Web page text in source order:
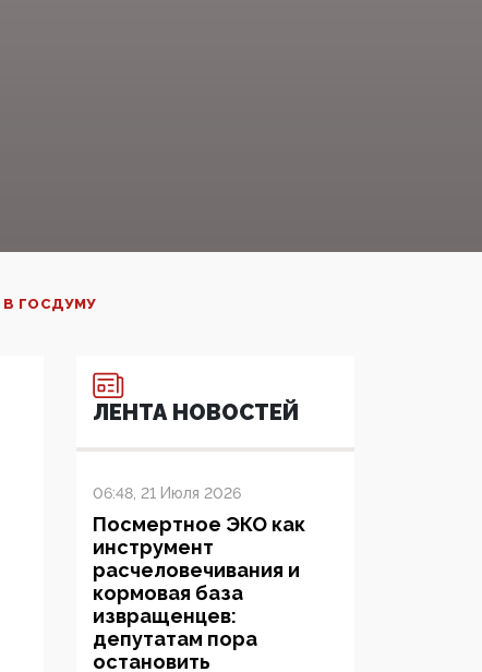
ГОСДУМУ
ЛЕНТА НОВОСТЕЙ
06:48, 21 Июля 2026
Посмертное ЭКО как
инструмент
расчеловечивания и
кормовая база
извращенцев:
депутатам пора
остановить